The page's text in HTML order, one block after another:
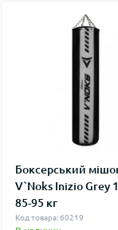
Боксерський
V`Noks Inizio Grey
85-95 кг
Код товара: 60219